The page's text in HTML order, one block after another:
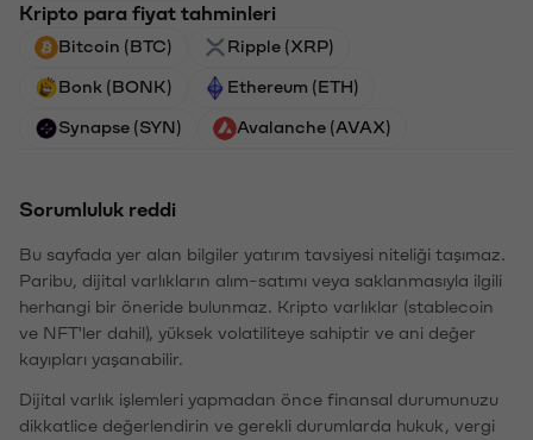
Kripto para fiyat tahminleri
Bitcoin (BTC) Ripple (XRP)
Bonk (BONK) Ethereum (ETH)
Synapse (SYN) Avalanche (AVAX)
Sorumluluk reddi
Bu sayfada yer alan bilgiler yatırım tavsiyesi niteliği taşımaz.
Paribu, dijital varlıkların alım-satımı veya saklanmasıyla ilgili
herhangi bir öneride bulunmaz. Kripto varlıklar (stablecoin
ve NFT'ler dahil), yüksek volatiliteye sahiptir ve ani değer
kayıpları yaşanabilir.
Dijital varlık işlemleri yapmadan önce finansal durumunuzu
dikkatlice değerlendirin ve gerekli durumlarda hukuk, vergi